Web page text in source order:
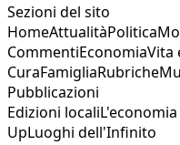
Sezioni del sito
HomeAttualitàPolitica
CommentiEconomiaVita
CuraFamigliaRubriche
Pubblicazioni
Edizioni locali
UpLuoghi dell'Infinito